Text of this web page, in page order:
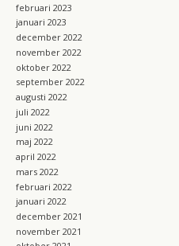
februari 2023
januari 2023
december 2022
november 2022
oktober 2022
september 2022
augusti 2022
juli 2022
juni 2022
maj 2022
april 2022
mars 2022
februari 2022
januari 2022
december 2021
november 2021